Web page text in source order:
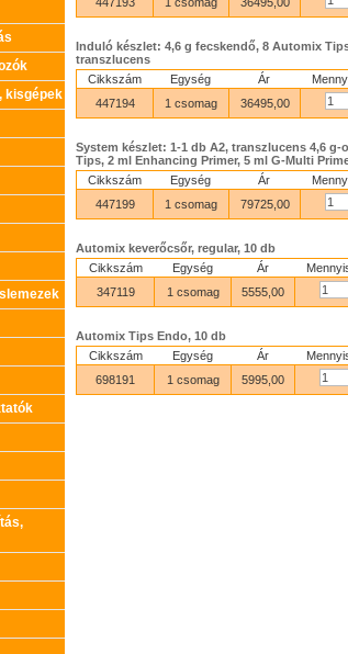
kisgépek
Induló készlet: 4,6 g fecskendő, 8 Automix
transzlucens
Cikkszám
Egység Ár
447194
1 csomag 36495,00
System készlet: 1-1 db A2, transzlucens 4,6
Tips, 2 ml Enhancing Primer, 5 ml G-Multi
Cikkszám
Egység Ár
447199
1 csomag 79725,00
Automix keverőcsőr, regular, 10 db
Cikkszám
Egység Ár
347119
1 csomag 5555,00
Automix Tips Endo, 10 db
Cikkszám
Egység Ár
698191
1 csomag 5995,00